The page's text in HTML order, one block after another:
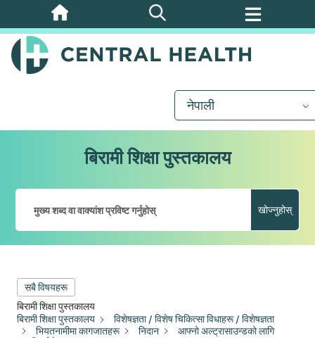
मुख्य
सामग्रीमा
जानुहोस्
नेपाली
बिरामी शिक्षा पुस्तकालय
खोज्नुहोस्
सबै विषयहरू
बिरामी शिक्षा पुस्तकालय
बिरामी शिक्षा पुस्तकालय
विशेषज्ञता / विशेष चिकित्सा विधाहरू / विशेषज्ञता
भियतनामीमा कागजातहरू
निदान
आफ्नो अल्ट्रासाउन्डको लागि